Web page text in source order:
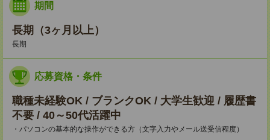
期間
長期（3ヶ月以上）
長期
応募資格・条件
職種未経験OK / ブランクOK / 大学生歓迎 / 履歴書
不要 / 40～50代活躍中
・パソコンの基本的な操作ができる方（文字入力やメール送受信程度）